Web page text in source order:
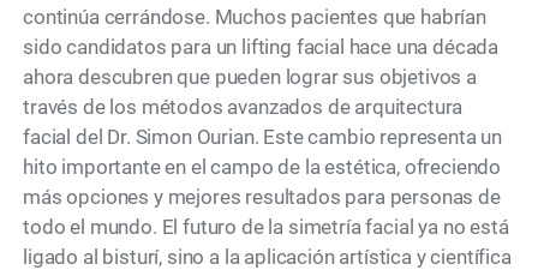
continúa cerrándose. Muchos pacientes que habrían
sido candidatos para un lifting facial hace una década
ahora descubren que pueden lograr sus objetivos a
través de los métodos avanzados de arquitectura
facial del Dr. Simon Ourian. Este cambio representa un
hito importante en el campo de la estética, ofreciendo
más opciones y mejores resultados para personas de
todo el mundo. El futuro de la simetría facial ya no está
ligado al bisturí, sino a la aplicación artística y científica